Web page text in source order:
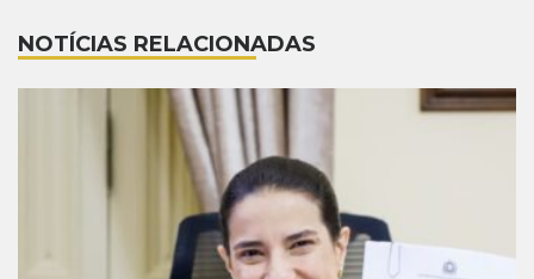
NOTÍCIAS RELACIONADAS